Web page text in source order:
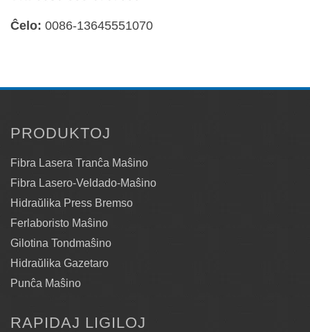
Ĉelo: 0086-13645551070
PRODUKTOJ
Fibra Lasera Tranĉa Maŝino
Fibra Lasero-Veldado-Maŝino
Hidraŭlika Press Bremso
Ferlaboristo Maŝino
Gilotina Tondmaŝino
Hidraŭlika Gazetaro
Punĉa Maŝino
RAPIDAJ LIGILOJ